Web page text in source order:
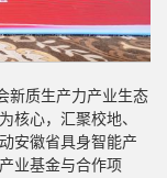
新质生产力产业生态
核心，汇聚校地、
安徽省具身智能产
业基金与合作项